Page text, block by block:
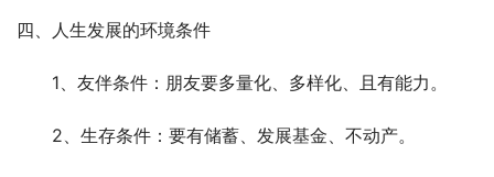
四、人生发展的环境条件
1、友伴条件：朋友要多量化、多样化、且有能力。
2、生存条件：要有储蓄、发展基金、不动产。